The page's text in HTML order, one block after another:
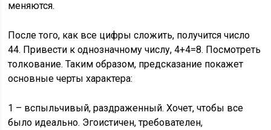
меняются.
После того, как все цифры сложить, получится число
44. Привести к однозначному числу, 4+4=8. Посмотреть
толкование. Таким образом, предсказание покажет
основные черты характера:
1 – вспыльчивый, раздраженный. Хочет, чтобы все
было идеально. Эгоистичен, требователен,